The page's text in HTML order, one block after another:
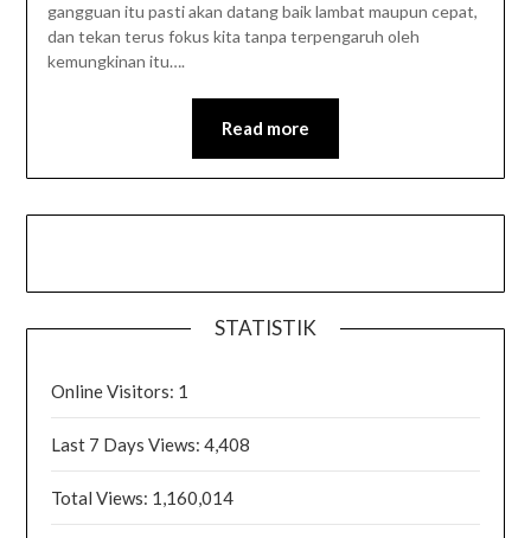
gangguan itu pasti akan datang baik lambat maupun cepat,
dan tekan terus fokus kita tanpa terpengaruh oleh
kemungkinan itu….
Read more
STATISTIK
Online Visitors: 1
Last 7 Days Views:4,408
Total Views: 1,160,014